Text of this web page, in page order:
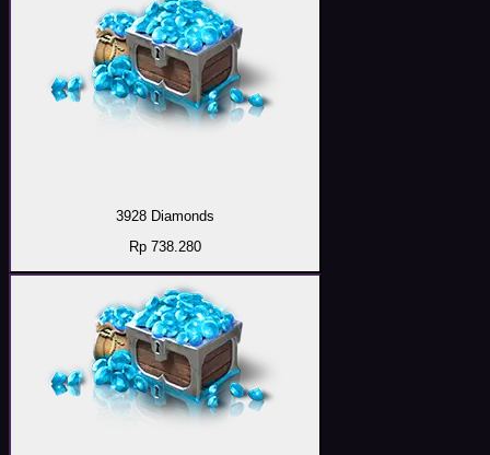
3928 Diamonds
Rp 738.280